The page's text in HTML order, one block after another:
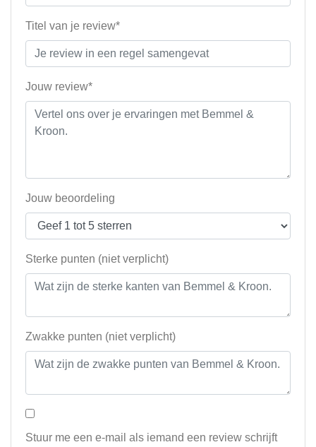
Titel van je review*
Jouw review*
Jouw beoordeling
Sterke punten (niet verplicht)
Zwakke punten (niet verplicht)
Stuur me een e-mail als iemand een review schrijft